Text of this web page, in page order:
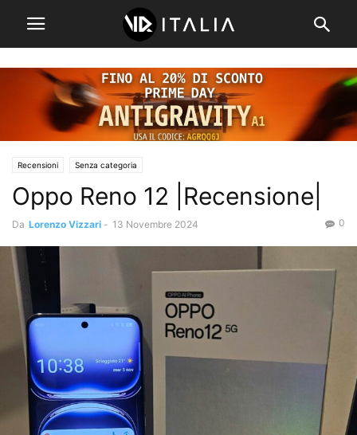
Recensioni Senza categoria
Oppo Reno 12 |Recensione|
Da Lorenzo Vizzari - 13 Novembre 2024 0